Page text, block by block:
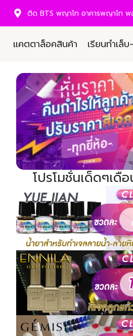
ติด BTS พญาไท อาคารพญาไท พ
แคตตาล็อคสินค้า เรียนทำเล็
โปรโมชั่นเด็ดๆเดื